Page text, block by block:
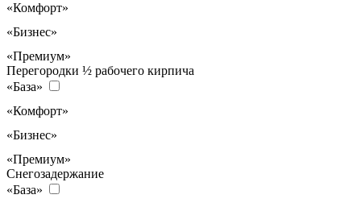
«Комфорт»
«Бизнес»
«Премиум»
Перегородки ½ рабочего кирпича
«База»
«Комфорт»
«Бизнес»
«Премиум»
Снегозадержание
«База»